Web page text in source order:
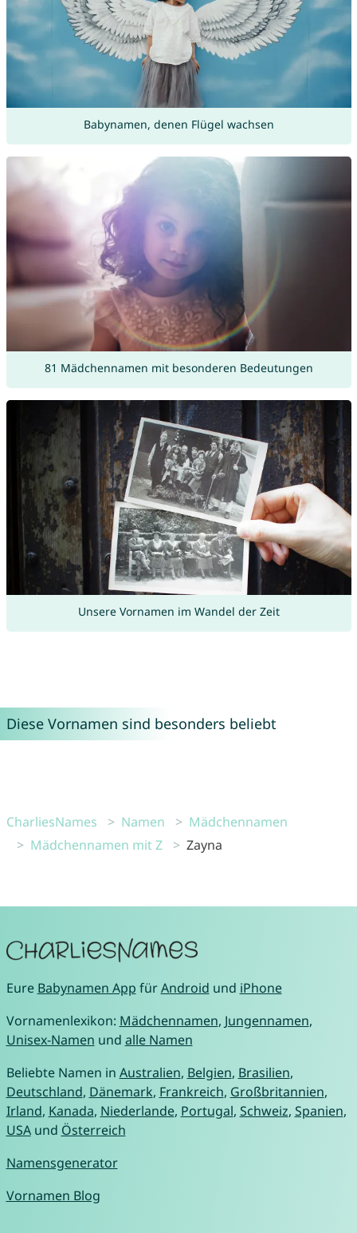
Babynamen, denen Flügel wachsen
81 Mädchennamen mit besonderen Bedeutungen
Unsere Vornamen im Wandel der Zeit
Diese Vornamen sind besonders beliebt
CharliesNames Namen
Mädchennamen
Mädchennamen mit Z
Zayna
Eure Babynamen App fürAndroid und iPhone
Vornamenlexikon: Mädchennamen, Jungennamen,
Unisex-Namen und alle Namen
Beliebte Namen in Australien, Belgien, Brasilien,
Deutschland, Dänemark, Frankreich, Großbritannien,
Irland, Kanada, Niederlande, Portugal, Schweiz, Spanien,
USAund Österreich
Namensgenerator
Vornamen Blog